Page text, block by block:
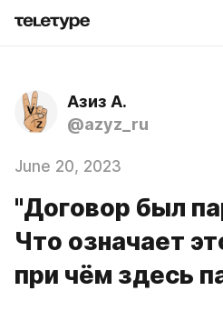
Азиз А.
@azyz_ru
June 20, 2023
"Договор был
Что означает
при чём здесь